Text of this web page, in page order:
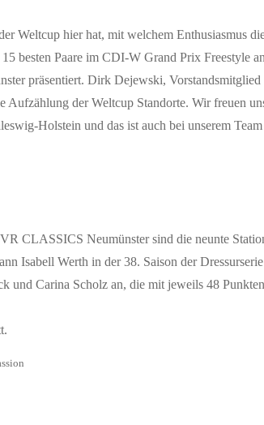
Weltcup hier hat, mit welchem Enthusiasmus
besten Paare im CDI-W Grand Prix Freestyle
präsentiert. Dirk Dejewski, Vorstandsmitglied
der Weltcup Standorte. Wir freuen
Holstein und das ist auch bei unserem
CLASSICS Neumünster sind die neunte
Isabell Werth in der 38. Saison der
und Carina Scholz an, die mit jeweils 48